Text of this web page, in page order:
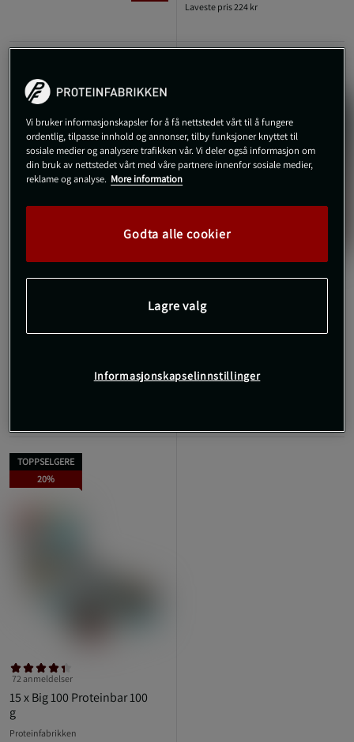
Laveste pris224 kr
SBD Original Løftebelte
13mm Powerlifting Belt
+ 1 farge
3.299 kr
TOPPSELGERE
20%
15 x Big 100 Proteinbar 100
g
72 anmeldelser
Proteinfabrikken
Vi bruker informasjonskapsler for å få nettstedet vårt til å fungere
ordentlig, tilpasse innhold og annonser, tilby funksjoner knyttet til
sosiale medier og analysere trafikken vår. Vi deler også informasjon om
din bruk av nettstedet vårt med våre partnere innenfor sosiale medier,
reklame og analyse. More information
Godta alle cookier
Lagre valg
Informasjonskapselinnstillinger